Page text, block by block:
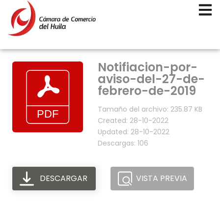
Notifiacion-por-
aviso-del-27-de-
febrero-de-2019
Tamaño del archivo: 235.87 KB
Created: 28-10-2022
Updated: 28-10-2022
Descargas: 106
DESCARGAR VISTA PREVIA